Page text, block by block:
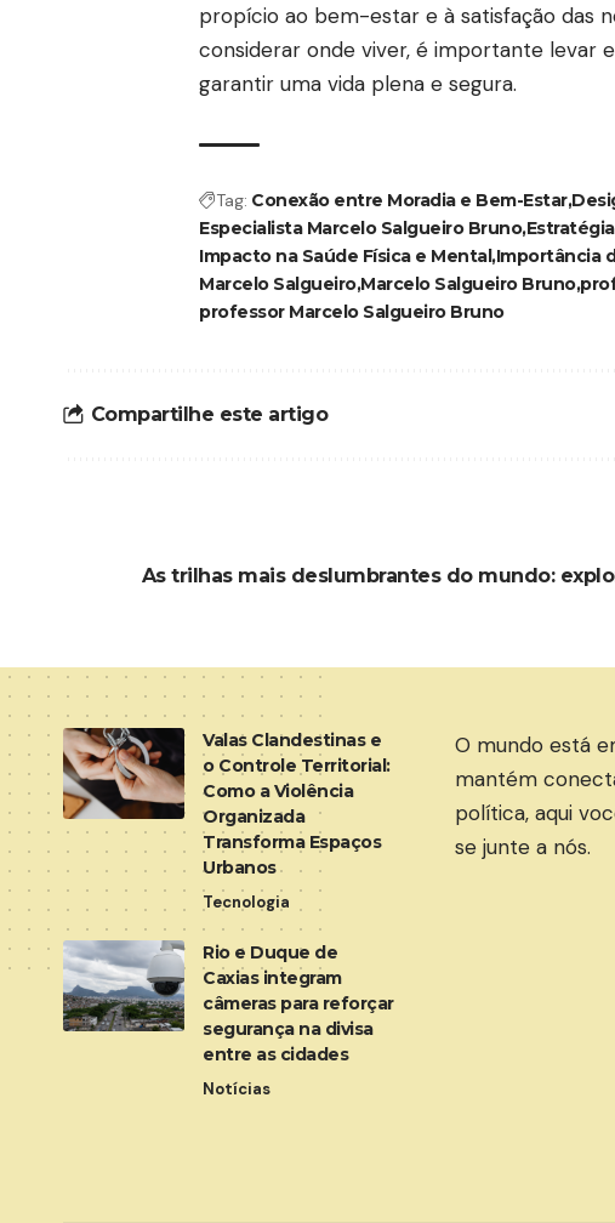
propício ao bem-estar e à satisfação das
considerar onde viver, é importante levar
garantir uma vida plena e segura.
Tag: Conexão entre Moradia e Bem-Estar
Especialista Marcelo Salgueiro Bruno
Impacto na Saúde Física e MentalImportância
Marcelo SalgueiroMarcelo Salgueiro Bruno
professor Marcelo Salgueiro Bruno
Compartilhe este artigo
As trilhas mais deslumbrantes do mundo:
Valas Clandestinas e
o Controle Territorial:
Como a Violência
Organizada
Transforma Espaços
Urbanos
Tecnologia
Rio e Duque de
Caxias integram
câmeras para reforçar
segurança na divisa
entre as cidades
Notícias
O mundo está
mantém
política, aqui
se junte a nós.